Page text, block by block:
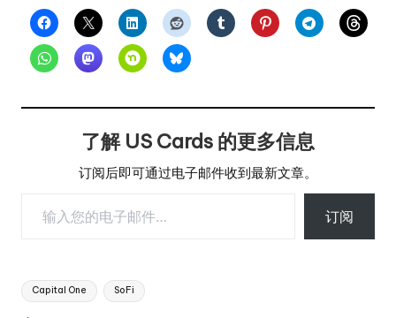
了解 US Cards 的更多信息
订阅后即可通过电子邮件收到最新文章。
订阅
Tags:
Capital One SoFi